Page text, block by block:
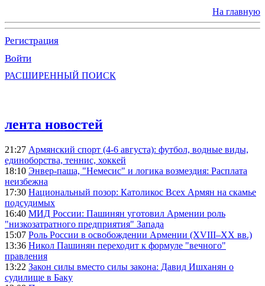
На главную
Регистрация
Войти
РАСШИРЕННЫЙ ПОИСК
лента новостей
21:27 Армянский спорт (4-6 августа): футбол, водные виды,
единоборства, теннис, хоккей
18:10 Энвер-паша, "Немесис" и логика возмездия: Расплата
неизбежна
17:30 Национальный позор: Католикос Всех Армян на скамье
подсудимых
16:40 МИД России: Пашинян уготовил Армении роль
"низкозатратного предприятия" Запада
15:07 Роль России в освобождении Армении (XVIII–XX вв.)
13:36 Никол Пашинян переходит к формуле "вечного"
правления
13:22 Закон силы вместо силы закона: Давид Ишханян о
судилище в Баку